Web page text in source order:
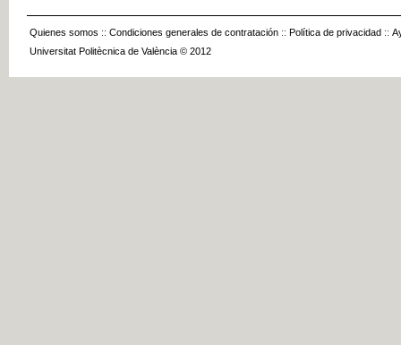
Quienes somos :: Condiciones generales de contratación :: Política de privacidad ::
Universitat Politècnica de València © 2012